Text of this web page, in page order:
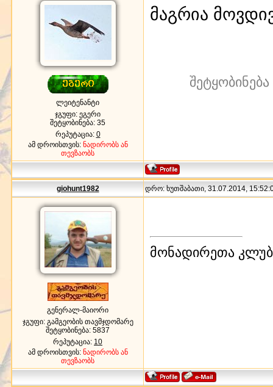
ლეიტენანტი
ჯგუფი: ეგერი
შეტყობინება: 35
რეპუტაცია: 0
ამ დროისთვის: ნადირობს ან
თევზაობს
მაგრია
giohunt1982 დრო: ხუთშაბათი, 31.07.2014,
გენერალ-მაიორი
ჯგუფი: გამგეობის თავმჯდომარე
შეტყობინება: 5837
რეპუტაცია: 10
ამ დროისთვის: ნადირობს ან
თევზაობს
მონადირეთა